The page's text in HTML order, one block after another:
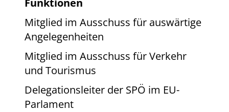
Funktionen
Mitglied im Ausschuss für auswärtige
Angelegenheiten
Mitglied im Ausschuss für Verkehr
und Tourismus
Delegationsleiter der SPÖ im EU-
Parlament